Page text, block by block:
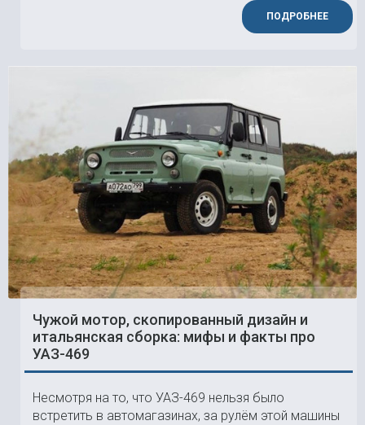
ПОДРОБНЕЕ
Чужой мотор, скопированный дизайн и
итальянская сборка: мифы и факты про
УАЗ-469
Несмотря на то, что УАЗ-469 нельзя было
встретить в автомагазинах, за рулём этой машины